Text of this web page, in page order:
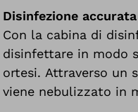
Disinfezione
Con la cabina di
disinfettare in modo
ortesi. Attraverso un
viene nebulizzato in